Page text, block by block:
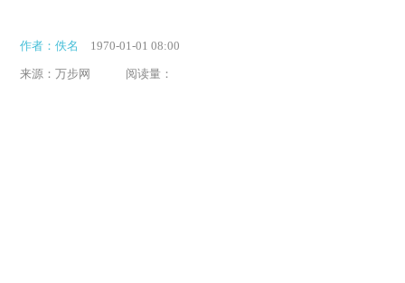
作者：佚名 1970-01-01 08:00
来源：万步网 阅读量：